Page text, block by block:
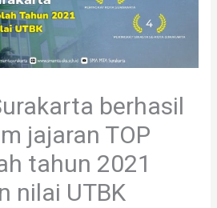
berhasil
jajaran TOP
tahun 2021
nilai UTBK